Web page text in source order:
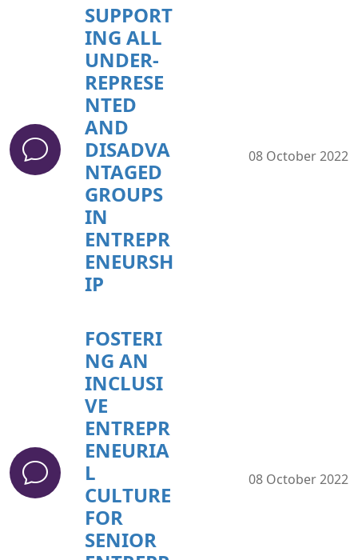
SUPPORT
ING ALL
UNDER-
REPRESE
NTED
AND
DISADVA
NTAGED
GROUPS
IN
ENTREPR
ENEURSH
IP
08 October 2022
FOSTERI
NG AN
INCLUSI
VE
ENTREPR
ENEURIA
L
CULTURE
FOR
SENIOR
08 October 2022